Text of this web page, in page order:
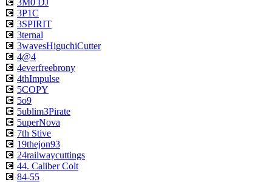
💽 3M0 DJ
💽 3P1C
💽 3SPIRIT
💽 3ternal
💽 3wavesHiguchiCutter
💽 4@4
💽 4everfreebrony
💽 4thImpulse
💽 5COPY
💽 5o9
💽 5ublim3Pirate
💽 5uperNova
💽 7th Stive
💽 19thejon93
💽 24railwaycuttings
💽 44. Caliber Colt
💽 84-55